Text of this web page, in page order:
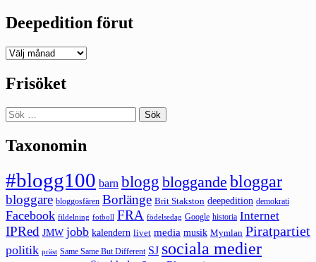
Deepedition förut
Deepedition
Frisöket
Sök
efter:
Taxonomin
#blogg100 barn blogg bloggande bloggar
bloggare bloggosfären Borlänge Brit Stakston deepedition demokrati
Facebook fildelning fotboll FRA födelsedag Google historia Internet
IPRed JMW jobb kalendern livet media musik Mymlan Piratpartiet
politik präst Same Same But Different SJ sociala medier